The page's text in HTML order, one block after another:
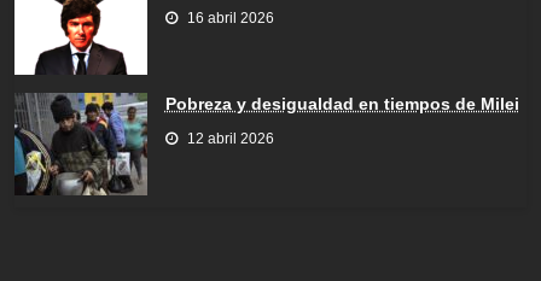
16 abril 2026
Pobreza y desigualdad en tiempos de Milei
12 abril 2026